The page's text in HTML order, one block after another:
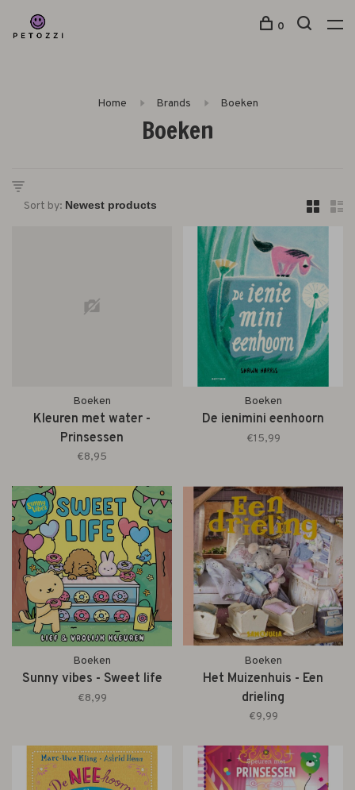
0
Home Brands Boeken
Boeken
Sort by:
Boeken
Kleuren met water -
Prinsessen
€8,95
Boeken
De ienimini eenhoorn
€15,99
Boeken
Sunny vibes - Sweet life
€8,99
Boeken
Het Muizenhuis - Een
drieling
€9,99